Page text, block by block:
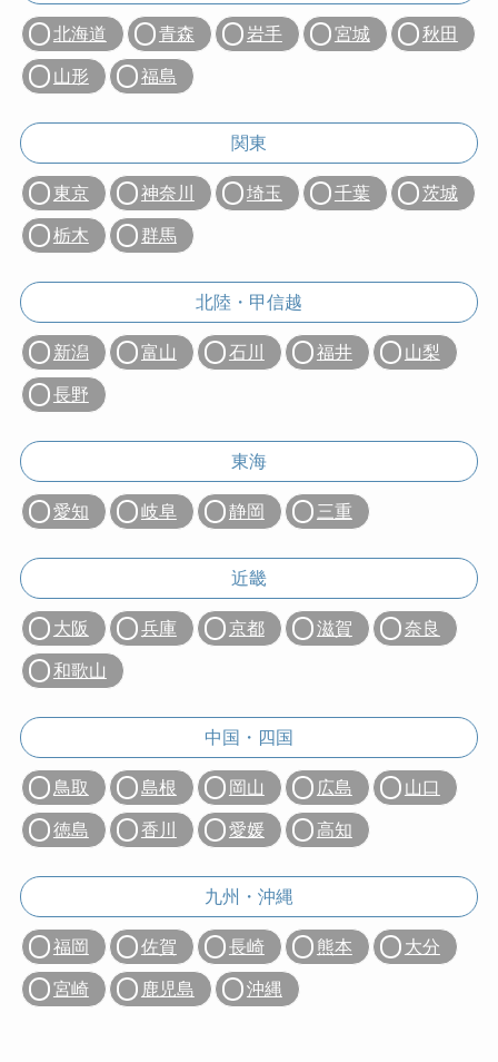
北海道 青森 岩手 宮城 秋田
山形 福島
関東
東京 神奈川 埼玉 千葉 茨城
栃木 群馬
北陸・甲信越
新潟 富山 石川 福井 山梨
長野
東海
愛知 岐阜 静岡 三重
近畿
大阪 兵庫 京都 滋賀 奈良
和歌山
中国・四国
鳥取 島根 岡山 広島 山口
徳島 香川 愛媛 高知
九州・沖縄
福岡 佐賀 長崎 熊本 大分
宮崎 鹿児島 沖縄